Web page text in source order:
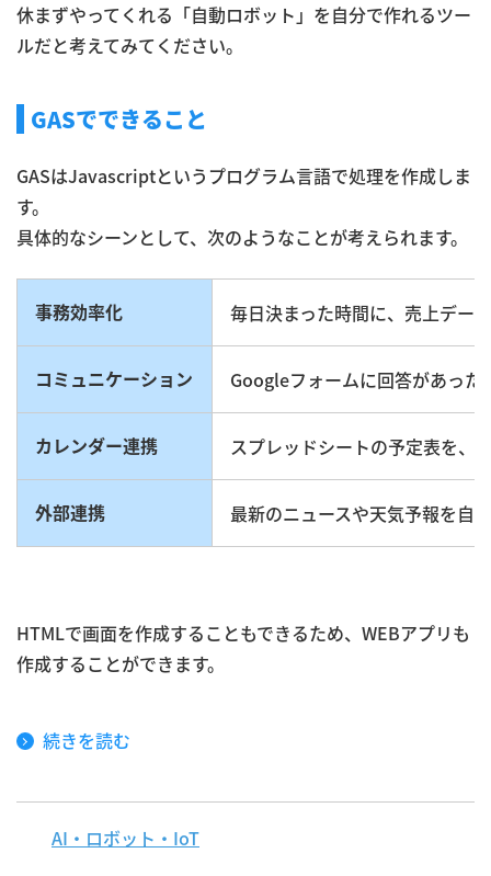
休まずやってくれる「自動ロボット」を自分で作れるツー
ルだと考えてみてください。
GASでできること
GASはJavascriptというプログラム言語で処理を作成しま
す。
具体的なシーンとして、次のようなことが考えられます。
事務効率化 毎日決まった時間に、売上デー
コミュニケーション Googleフォームに回答があっ
カレンダー連携 スプレッドシートの予定表を、
外部連携 最新のニュースや天気予報を自
HTMLで画面を作成することもできるため、WEBアプリも
作成することができます。
続きを読む
AI・ロボット・IoT